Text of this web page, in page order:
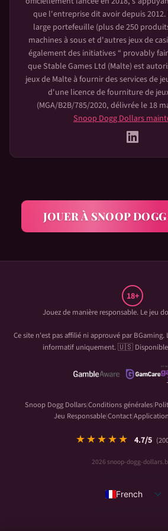
que l'entreprise dit avoir depuis
large portefeuille (plus de 250
machines à sous et d'autres jeux de
également des initiatives “ provably
que Stable Games Ltd (Malte) est
jeux de Malte à fournir des services de
d'une licence de fourniture de
(MGA/B2B/785/2020, délivrée le 18
Snoop Dogg Dollars
JOUER À SNOOP
18+
Jouez de manière responsable. Le jeu
Ce site n'est pas affilié ni approuvé parBGaming.
informatif uniquement. 🇺🇸 Disponible
Snoop Dogg Dollars|Conditions générales|
Jeu Responsable|Contact|Application
★★★★★ 4.7/5 (
2026 snoop-dogg-
French